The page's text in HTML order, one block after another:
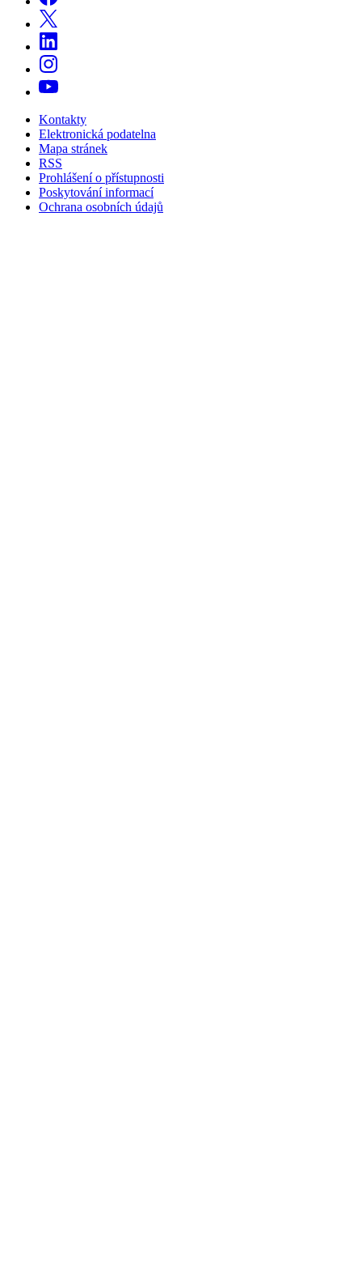
Kontakty
Elektronická podatelna
Mapa stránek
RSS
Prohlášení o přístupnosti
Poskytování informací
Ochrana osobních údajů